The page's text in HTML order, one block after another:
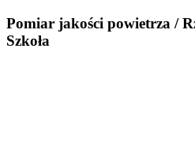
Pomiar jakości powietrza /
Szkoła